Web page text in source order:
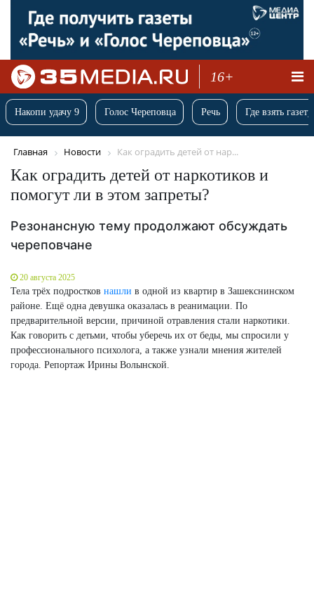
16+
Накопи удачу 9 Голос Череповца Речь Где взять
Главная Новости Как оградить детей от нар...
Как оградить детей от наркотиков и
помогут ли в этом запреты?
Резонансную тему продолжают обсуждать
череповчане
20 августа 2025
Тела трёх подростков нашли в одной из квартир в Зашекснинском
районе. Ещё одна девушка оказалась в реанимации. По
предварительной версии, причиной отравления стали наркотики.
Как говорить с детьми, чтобы уберечь их от беды, мы спросили у
профессионального психолога, а также узнали мнения жителей
города. Репортаж Ирины Волынской.